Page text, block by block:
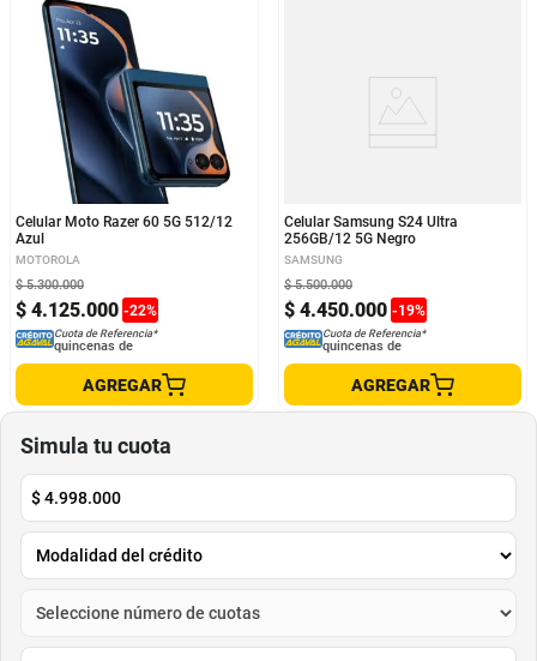
Celular Moto Razer 60 5G 512/12
Azul
MOTOROLA
$ 4.125.000 -22%
$ 5.300.000
Cuota de Referencia*
quincenas de
AGREGAR
Celular Samsung S24 Ultra
256GB/12 5G Negro
SAMSUNG
$ 4.450.000 -19%
$ 5.500.000
Cuota de Referencia*
quincenas de
AGREGAR
Simula tu cuota
$4.998.000